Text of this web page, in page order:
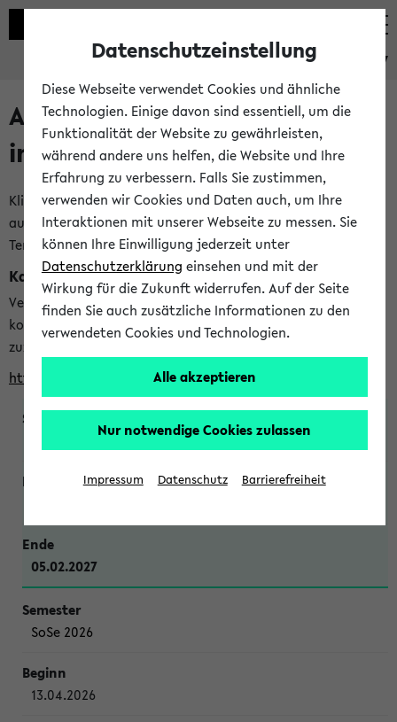
eKVV
Alle veröffentlichten Semester
im eKVV
Klicken Sie auf das Semester, welches Sie für Ihre Sitzung
auswählen möchten. Bitte beachten Sie auch die weiteren
Termine imKalender der Lehrplanung
Kalenderintegration
Verwenden Sie die folgende Adresse, um mit einer
kompatiblen Kalenderanwendung auf die Vorlesungszeiten
zuzugreifen (nähere Informationen
finden Sie hier
https://ekvv.uni-bielefeld.de/ws/calendar?vz
WiSe 2026/2027
05.02.2027
SoSe 2026
13.04.2026
Datenschutzeinstellung
Diese Webseite verwendet Cookies und ähnliche
Technologien. Einige davon sind essentiell, um die
Funktionalität der Website zu gewährleisten,
während andere uns helfen, die Website und Ihre
Erfahrung zu verbessern. Falls Sie zustimmen,
verwenden wir Cookies und Daten auch, um Ihre
Interaktionen mit unserer Webseite zu messen. Sie
können Ihre Einwilligung jederzeit unter
Datenschutzerklärung einsehen und mit der
Wirkung für die Zukunft widerrufen. Auf der Seite
finden Sie auch zusätzliche Informationen zu den
verwendeten Cookies und Technologien.
Alle akzeptieren
Nur notwendige Cookies zulassen
Impressum Datenschutz Barrierefreiheit